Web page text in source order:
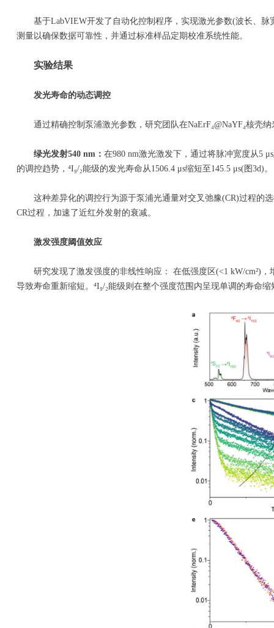
基于LabVIEW开发了自动化控制程序，实现激光参数(波长、脉
测量以确保数据可靠性，并通过标准样品定期校准系统性能。
实验结果
发光寿命的动态调控
通过精确控制泵浦激光参数，研究团队在NaErF₄@NaYF₄核壳
绿光发射540 nm： 在980 nm激光激发下，通过将脉冲宽度从5
的调控趋势，⁴I₉/₂能级的发光寿命从1506.4 μs缩短至145.5 μs(图3d)。
这种差异化的调控行为源于泵浦光通量对交叉弛豫(CR)过程的选
CR过程，加速了近红外发射的衰减。
激发强度阈值效应
研究发现了激发强度的非线性响应： 在低强度区(<1 kW/cm²)，增
导致寿命重新缩短。⁴I₉/₂能级则在整个强度范围内呈现单调的寿命